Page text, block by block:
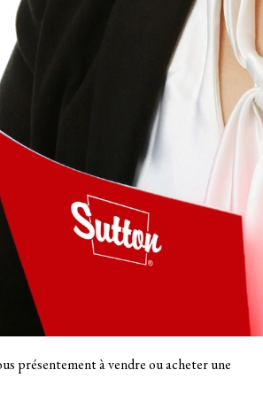
présentement à vendre ou acheter une